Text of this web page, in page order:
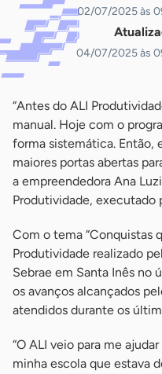
02/07/2025 às
04/07/2025 às
“Antes do ALI
manual. Hoje com o
forma sistemática. Então,
maiores portas abertas
a empreendedora Ana
Produtividade, executado
Com o tema “Conquistas
Produtividade realizado
Sebrae em Santa Inês no
os avanços alcançados
atendidos durante os
“O ALI veio para me
minha escola que estava